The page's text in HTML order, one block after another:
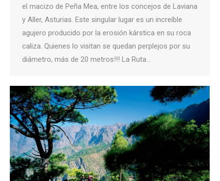
el macizo de Peña Mea, entre los concejos de Laviana
y Aller, Asturias. Este singular lugar es un increíble
agujero producido por la erosión kárstica en su roca
caliza. Quienes lo visitan se quedan perplejos por su
diámetro, más de 20 metros!!! La Ruta…